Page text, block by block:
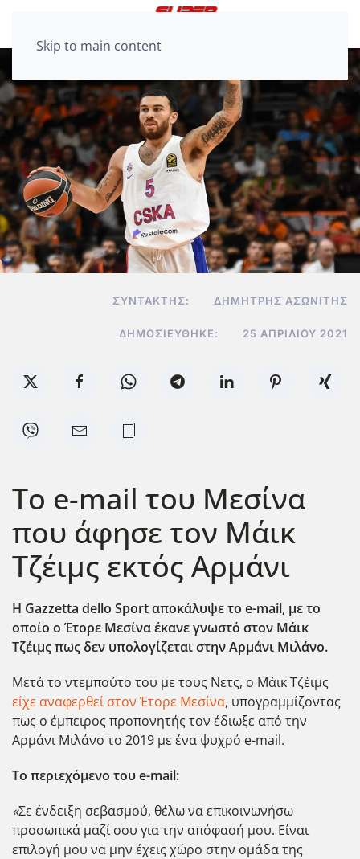
Skip to main content
ΣΥΝΤΆΚΤΗΣ: ΔΗΜΉΤΡΗΣ ΑΣΩΝΊΤΗΣ
ΔΗΜΟΣΙΕΎΘΗΚΕ: 25 ΑΠΡΙΛΊΟΥ 2021
Το e-mail του Μεσίνα
που άφησε τον Μάικ
Τζέιμς εκτός Αρμάνι
Η Gazzetta dello Sport αποκάλυψε το e-mail, με το
οποίο ο Έτορε Μεσίνα έκανε γνωστό στον Μάικ
Τζέιμς πως δεν υπολογίζεται στην Αρμάνι Μιλάνο.
Μετά το ντεμπούτο του με τους Νετς, ο Μάικ Τζέιμς
είχε αναφερθεί στον Έτορε Μεσίνα, υπογραμμίζοντας
πως ο έμπειρος προπονητής τον έδιωξε από την
Αρμάνι Μιλάνο το 2019 με ένα ψυχρό e-mail.
To περιεχόμενο του e-mail:
«Σε ένδειξη σεβασμού, θέλω να επικοινωνήσω
προσωπικά μαζί σου για την απόφασή μου. Είναι
επιλογή μου να μην έχεις χώρο στην ομάδα της